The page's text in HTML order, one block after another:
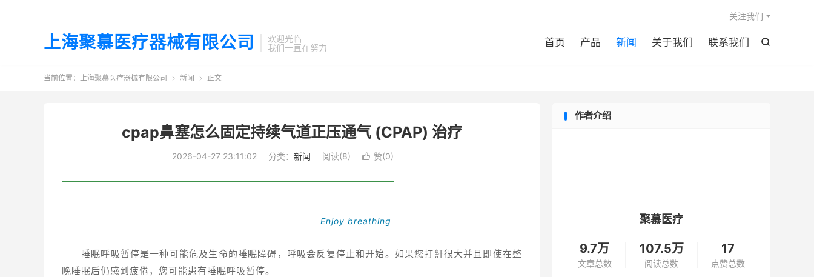
上海聚慕医疗器械有限公司
欢迎光临
我们一直在努力

首页 产品 新闻 关于我们 联系我们
关注我们
当前位置： 上海聚慕医疗器械有限公司  新闻  正文
cpap鼻塞怎么固定持续气道正压通气 (CPAP) 治疗
2026-04-27 23:11:02 分类： 新闻 阅读(8)  赞(0)
Enjoy breathing
睡眠呼吸暂停是一种可能危及生命的睡眠障碍，呼吸会反复停止和开始。如果您打鼾很大并且即使在整
晚睡眠后仍感到疲倦，您可能患有睡眠呼吸暂停。
作者介绍
聚慕医疗
9.7万
文章总数
107.5万
阅读总数
17
点赞总数